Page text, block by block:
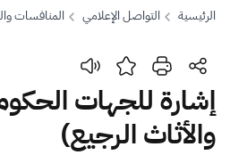
بحث
بحث
الرئيسية التواصل الإعلامي المنافسات
إشارة للجهات
والأثاث الرجيع)